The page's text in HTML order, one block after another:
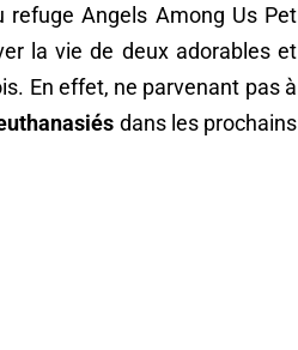
refuge Angels Among Us Pet
la vie de deux adorables et
En effet, ne parvenant pas à
dans les prochains